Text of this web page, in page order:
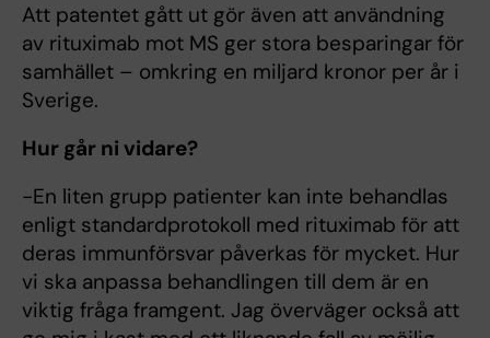
Att patentet gått ut gör även att användning
av rituximab mot MS ger stora besparingar för
samhället – omkring en miljard kronor per år i
Sverige.
Hur går ni vidare?
-En liten grupp patienter kan inte behandlas
enligt standardprotokoll med rituximab för att
deras immunförsvar påverkas för mycket. Hur
vi ska anpassa behandlingen till dem är en
viktig fråga framgent. Jag överväger också att